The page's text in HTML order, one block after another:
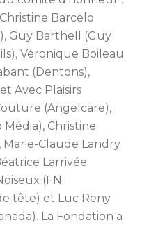
Barcelo
Guy Barthell (Guy
Véronique Boileau
(Dentons),
Avec Plaisirs
(Angelcare),
Christine
Claude Landry
Larrivée
(FN
tête) et Luc Reny
La Fondation a